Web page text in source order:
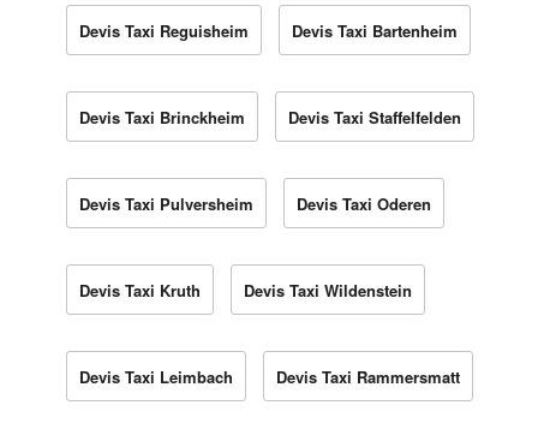
Devis Taxi Reguisheim Devis Taxi Bartenheim
Devis Taxi Brinckheim Devis Taxi Staffelfelden
Devis Taxi Pulversheim Devis Taxi Oderen
Devis Taxi Kruth Devis Taxi Wildenstein
Devis Taxi Leimbach Devis Taxi Rammersmatt